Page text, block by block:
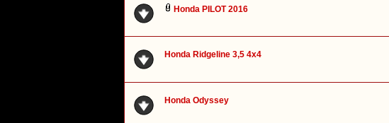
Honda PILOT 2016
Honda Ridgeline 3,5 4x4
Honda Odyssey